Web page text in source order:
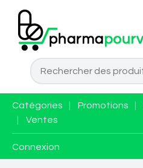
Catégories Promotions
Ventes
Connexion